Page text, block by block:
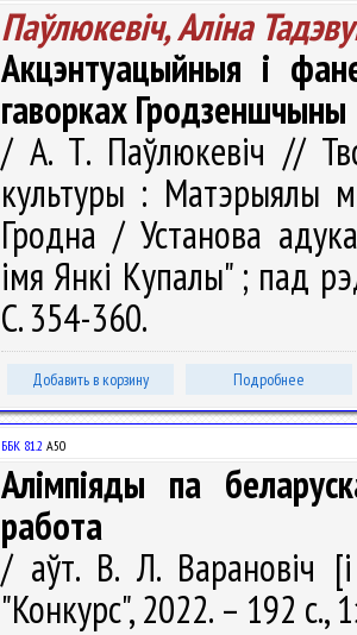
Паўлюкевіч, Аліна
Акцэнтуацыйныя і
гаворках Гродзеншчыны
/ А. Т. Паўлюкевіч //
культуры : Матэрыялы
Гродна / Установа
імя Янкі Купалы" ; пад
С. 354-360.
Добавить в корзину Подробнее
ББК 81.2 А50
Алімпіяды па
работа
/ аўт. В. Л. Варановіч
"Конкурс", 2022. – 192 с.,